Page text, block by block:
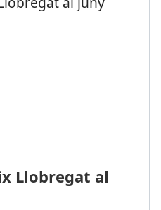
Llobregat al